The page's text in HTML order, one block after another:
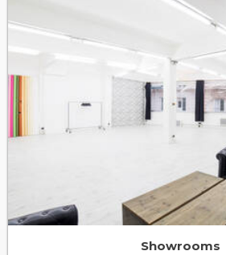
Showrooms